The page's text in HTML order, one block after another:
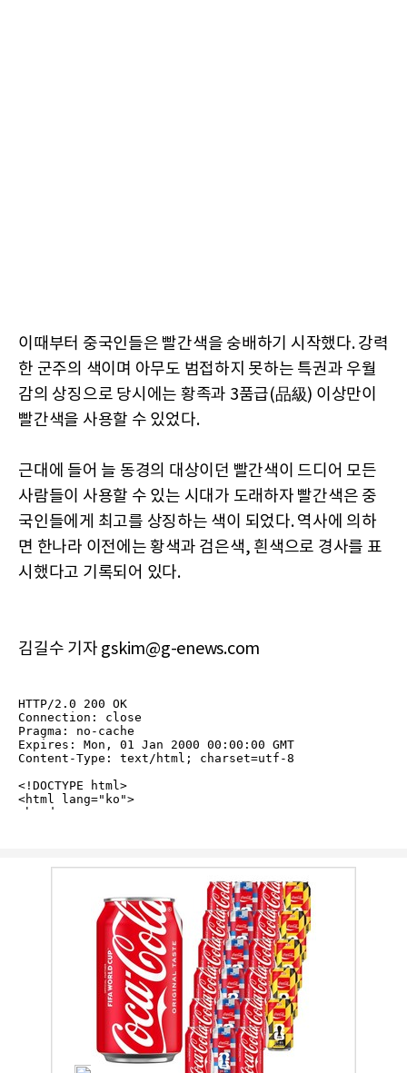
이때부터 중국인들은 빨간색을 숭배하기 시작했다. 강력
한 군주의 색이며 아무도 범접하지 못하는 특권과 우월
감의 상징으로 당시에는 황족과 3품급(品級) 이상만이
빨간색을 사용할 수 있었다.
근대에 들어 늘 동경의 대상이던 빨간색이 드디어 모든
사람들이 사용할 수 있는 시대가 도래하자 빨간색은 중
국인들에게 최고를 상징하는 색이 되었다. 역사에 의하
면 한나라 이전에는 황색과 검은색, 흰색으로 경사를 표
시했다고 기록되어 있다.
김길수 기자 gskim@g-enews.com